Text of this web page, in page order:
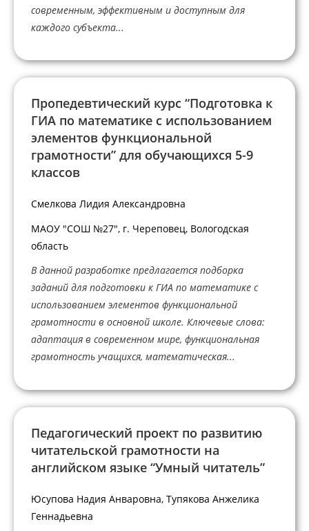
современным, эффективным и доступным для
каждого субъекта...
Пропедевтический курс “Подготовка к
ГИА по математике с использованием
элементов функциональной
грамотности” для обучающихся 5-9
классов
Смелкова Лидия Александровна
МАОУ "СОШ №27", г. Череповец, Вологодская
область
В данной разработке предлагается подборка
заданий для подготовки к ГИА по математике с
использованием элементов функциональной
грамотности в основной школе. Ключевые слова:
адаптация в современном мире, функциональная
грамотность учащихся, математическая...
Педагогический проект по развитию
читательской грамотности на
английском языке “Умный читатель”
Юсупова Надия Анваровна, Тупякова Анжелика
Геннадьевна